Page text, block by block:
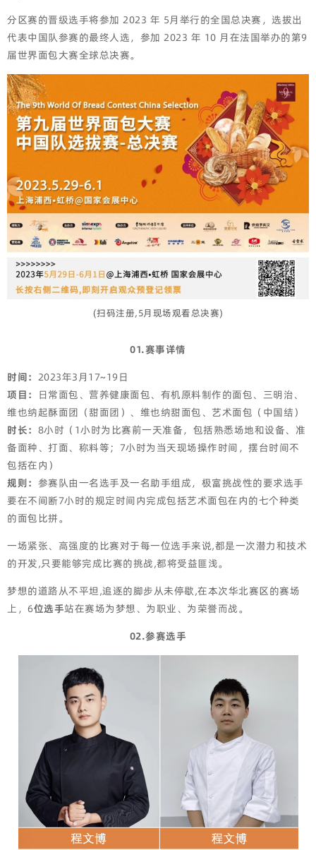
分区赛的晋级选手将参加 2023 年 5月举行的全国总决赛，选拔出
代表中国队参赛的最终人选，参加 2023 年 10 月在法国举办的第9
届世界面包大赛全球总决赛。
(扫码注册,5月现场观看总决赛)
01.赛事详情
时间： 2023年3月17~19日
项目： 日常面包、营养健康面包、有机原料制作的面包、三明治、
维也纳起酥面团（甜面团）、维也纳甜面包、艺术面包（中国结）
时长： 8小时（1小时为比赛前一天准备，包括熟悉场地和设备、准
备面种、打面、称料等；7小时为当天现场操作时间，摆台时间不
包括在内）
规则： 参赛队由一名选手及一名助手组成，极富挑战性的要求选手
要在不间断7小时的规定时间内完成包括艺术面包在内的七个种类
的面包比拼。
一场紧张、高强度的比赛对于每一位选手来说,都是一次潜力和技术
的开发,只要能够完成比赛的挑战,都将受益匪浅。
梦想的道路从不平坦,追逐的脚步从未停歇,在本次华北赛区的赛场
上，6位选手站在赛场为梦想、为职业、为荣誉而战。
02.参赛选手